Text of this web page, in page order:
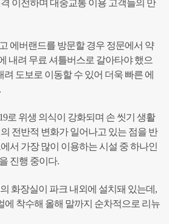
이전하며 대중교통 이용 고객들의 만
에버랜드를 방문할 경우 정문에서 약
내려 무료 셔틀버스로 갈아타야 했으
도보로 이동할 수 있어 더욱 빠른 에
로 위생 의식이 강화되며 손 씻기 생활
전반적 변화가 일어나고 있는 점을 반
서 가장 많이 이용하는 시설 중 하나인
진행 중이다.
화장실이 파크 내외에 설치돼 있는데,
에 착수해 올해 말까지 순차적으로 리뉴